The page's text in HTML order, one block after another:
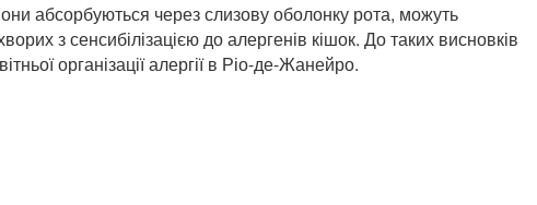
абсорбуються через слизову оболонку рота, можуть
з сенсибілізацією до алергенів кішок. До таких висновків
організації алергії в Ріо-де-Жанейро.